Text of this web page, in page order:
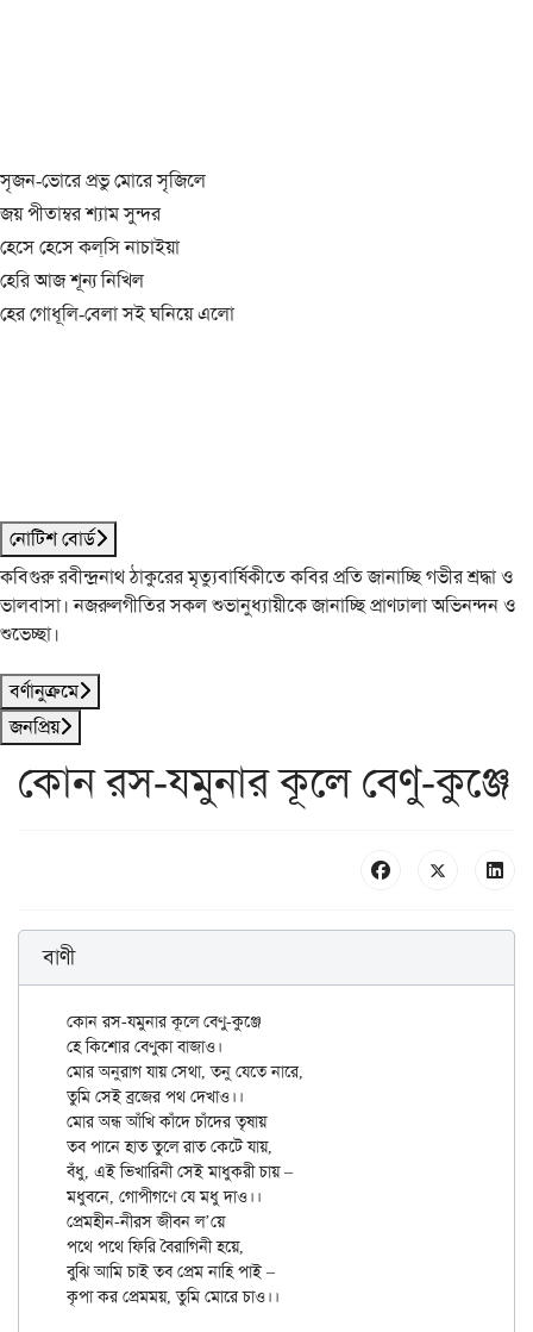
সৃজন-ভোরে প্রভু মোরে সৃজিলে
জয় পীতাম্বর শ্যাম সুন্দর
হেসে হেসে কল্‌সি নাচাইয়া
হেরি আজ শূন্য নিখিল
হের গোধূলি-বেলা সই ঘনিয়ে এলো
নোটিশ বোর্ড
কবিগুরু রবীন্দ্রনাথ ঠাকুরের মৃত্যুবার্ষিকীতে কবির প্রতি জানাচ্ছি গভীর শ্রদ্ধা ও
ভালবাসা। নজরুলগীতির সকল শুভানুধ্যায়ীকে জানাচ্ছি প্রাণঢালা অভিনন্দন ও
শুভেচ্ছা।
বর্ণানুক্রমে
জনপ্রিয়
কোন রস-যমুনার কূলে বেণু-কুঞ্জে
বাণী
কোন রস-যমুনার কূলে বেণু-কুঞ্জে
হে কিশোর বেণুকা বাজাও।
মোর অনুরাগ যায় সেথা, তনু যেতে নারে,
তুমি সেই ব্রজের পথ দেখাও।।
মোর অন্ধ আঁখি কাঁদে চাঁদের তৃষায়
তব পানে হাত তুলে রাত কেটে যায়,
বঁধু, এই ভিখারিনী সেই মাধুকরী চায় –
মধুবনে, গোপীগণে যে মধু দাও।।
প্রেমহীন-নীরস জীবন ল’য়ে
পথে পথে ফিরি বৈরাগিনী হয়ে,
বুঝি আমি চাই তব প্রেম নাহি পাই –